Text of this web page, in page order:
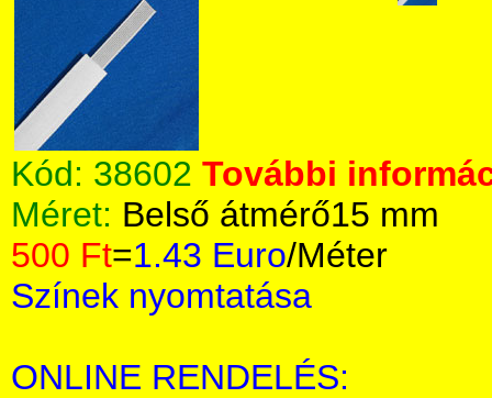
Kód: 38602 További
Méret: Belső átmérő15 mm
500 Ft=1.43 Euro/Méter
Színek nyomtatása
ONLINE RENDELÉS: